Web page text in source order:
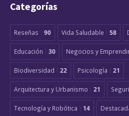
Categorías
Reseñas 90 Vida Saludable 58
Educación 30 Negocios y
Biodiversidad 22 Psicología 21
Arquitectura y Urbanismo 21
Tecnología y Robótica 14